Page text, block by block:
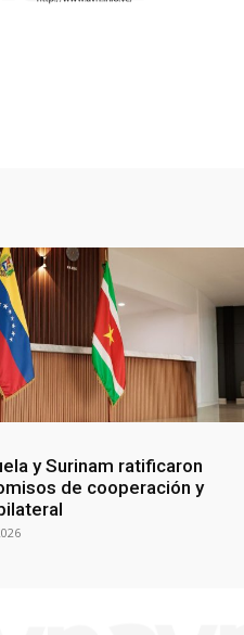
y Surinam ratificaron
de cooperación y